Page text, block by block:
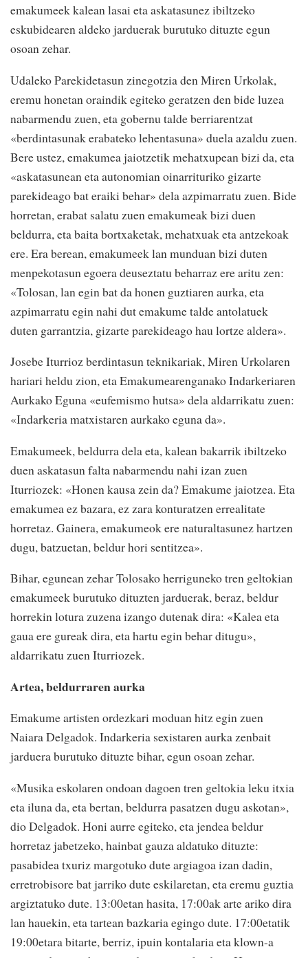
emakumeek kalean lasai eta askatasunez ibiltzeko
eskubidearen aldeko jarduerak burutuko dituzte egun
osoan zehar.
Udaleko Parekidetasun zinegotzia den Miren Urkolak,
eremu honetan oraindik egiteko geratzen den bide luzea
nabarmendu zuen, eta gobernu talde berriarentzat
«berdintasunak erabateko lehentasuna» duela azaldu zuen.
Bere ustez, emakumea jaiotzetik mehatxupean bizi da, eta
«askatasunean eta autonomian oinarrituriko gizarte
parekideago bat eraiki behar» dela azpimarratu zuen. Bide
horretan, erabat salatu zuen emakumeak bizi duen
beldurra, eta baita bortxaketak, mehatxuak eta antzekoak
ere. Era berean, emakumeek lan munduan bizi duten
menpekotasun egoera deuseztatu beharraz ere aritu zen:
«Tolosan, lan egin bat da honen guztiaren aurka, eta
azpimarratu egin nahi dut emakume talde antolatuek
duten garrantzia, gizarte parekideago hau lortze aldera».
Josebe Iturrioz berdintasun teknikariak, Miren Urkolaren
hariari heldu zion, eta Emakumearenganako Indarkeriaren
Aurkako Eguna «eufemismo hutsa» dela aldarrikatu zuen:
«Indarkeria matxistaren aurkako eguna da».
Emakumeek, beldurra dela eta, kalean bakarrik ibiltzeko
duen askatasun falta nabarmendu nahi izan zuen
Iturriozek: «Honen kausa zein da? Emakume jaiotzea. Eta
emakumea ez bazara, ez zara konturatzen errealitate
horretaz. Gainera, emakumeok ere naturaltasunez hartzen
dugu, batzuetan, beldur hori sentitzea».
Bihar, egunean zehar Tolosako herriguneko tren geltokian
emakumeek burutuko dituzten jarduerak, beraz, beldur
horrekin lotura zuzena izango dutenak dira: «Kalea eta
gaua ere gureak dira, eta hartu egin behar ditugu»,
aldarrikatu zuen Iturriozek.
Artea, beldurraren aurka
Emakume artisten ordezkari moduan hitz egin zuen
Naiara Delgadok. Indarkeria sexistaren aurka zenbait
jarduera burutuko dituzte bihar, egun osoan zehar.
«Musika eskolaren ondoan dagoen tren geltokia leku itxia
eta iluna da, eta bertan, beldurra pasatzen dugu askotan»,
dio Delgadok. Honi aurre egiteko, eta jendea beldur
horretaz jabetzeko, hainbat gauza aldatuko dituzte:
pasabidea txuriz margotuko dute argiagoa izan dadin,
erretrobisore bat jarriko dute eskilaretan, eta eremu guztia
argiztatuko dute. 13:00etan hasita, 17:00ak arte ariko dira
lan hauekin, eta tartean bazkaria egingo dute. 17:00etatik
19:00etara bitarte, berriz, ipuin kontalaria eta klown-a